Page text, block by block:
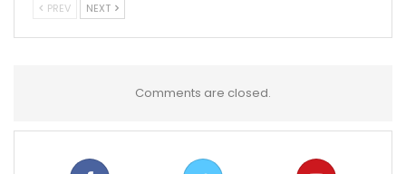
PREV NEXT
Comments are closed.